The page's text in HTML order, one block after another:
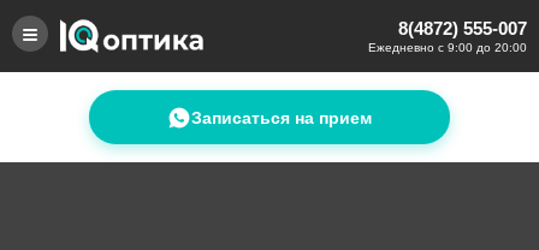
8(4872) 555-007
Ежедневно с 9:00 до 20:00
Записаться на прием